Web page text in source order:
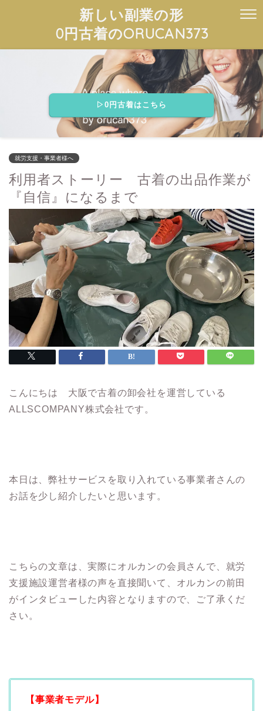
新しい副業の形
0円古着のORUCAN373
▷0円古着はこちら
就労支援・事業者様へ
利用者ストーリー 古着の出品作業が
『自信』になるまで
こんにちは 大阪で古着の卸会社を運営している
ALLSCOMPANY株式会社です。
本日は、弊社サービスを取り入れている事業者さんの
お話を少し紹介したいと思います。
こちらの文章は、実際にオルカンの会員さんで、就労
支援施設運営者様の声を直接聞いて、オルカンの前田
がインタビューした内容となりますので、ご了承くだ
さい。
【事業者モデル】